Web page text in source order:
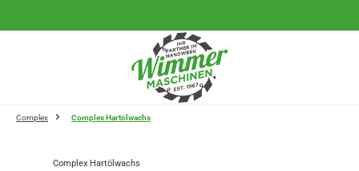
Complex Complex Hartölwachs
Complex Hartölwachs